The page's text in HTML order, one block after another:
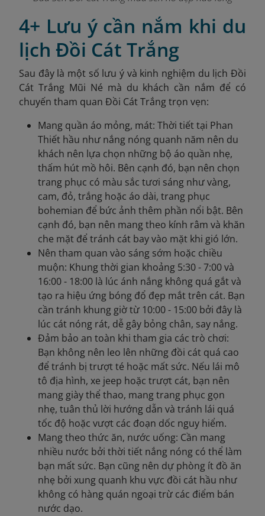
4+ Lưu ý cần nắm khi du
lịch Đồi Cát Trắng
Sau đây là một số lưu ý và kinh nghiệm du lịch Đồi
Cát Trắng Mũi Né mà du khách cần nắm để có
chuyến tham quan Đồi Cát Trắng trọn vẹn:
Mang quần áo mỏng, mát: Thời tiết tại Phan
Thiết hầu như nắng nóng quanh năm nên du
khách nên lựa chọn những bộ áo quần nhẹ,
thấm hút mồ hôi. Bên cạnh đó, bạn nên chọn
trang phục có màu sắc tươi sáng như vàng,
cam, đỏ, trắng hoặc áo dài, trang phục
bohemian để bức ảnh thêm phần nổi bật. Bên
cạnh đó, bạn nên mang theo kính râm và khăn
che mặt để tránh cát bay vào mặt khi gió lớn.
Nên tham quan vào sáng sớm hoặc chiều
muộn: Khung thời gian khoảng 5:30 - 7:00 và
16:00 - 18:00 là lúc ánh nắng không quá gắt và
tạo ra hiệu ứng bóng đổ đẹp mắt trên cát. Bạn
cần tránh khung giờ từ 10:00 - 15:00 bởi đây là
lúc cát nóng rát, dễ gây bỏng chân, say nắng.
Đảm bảo an toàn khi tham gia các trò chơi:
Bạn không nên leo lên những đồi cát quá cao
để tránh bị trượt té hoặc mất sức. Nếu lái mô
tô địa hình, xe jeep hoặc trượt cát, bạn nên
mang giày thể thao, mang trang phục gọn
nhẹ, tuân thủ lời hướng dẫn và tránh lái quá
tốc độ hoặc vượt các đoạn dốc nguy hiểm.
Mang theo thức ăn, nước uống: Cần mang
nhiều nước bởi thời tiết nắng nóng có thể làm
bạn mất sức. Bạn cũng nên dự phòng ít đồ ăn
nhẹ bởi xung quanh khu vực đồi cát hầu như
không có hàng quán ngoại trừ các điểm bán
nước dạo.